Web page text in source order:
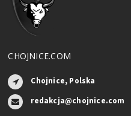
CHOJNICE.COM
Chojnice, Polska
redakcja@chojnice.com